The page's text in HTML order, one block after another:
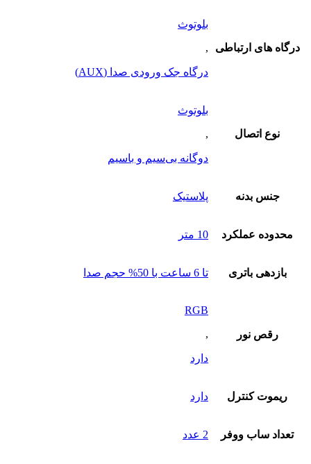
درگاه های ارتباطی
بلوتوث
,
درگاه جک ورودی صدا (AUX)
نوع اتصال
بلوتوث
,
دوگانه بی‌سیم و باسیم
جنس بدنه پلاستیک
محدوده عملکرد 10 متر
بازدهی باتری تا 6 ساعت با 50% حجم صدا
رقص نور
RGB
,
دارد
ریموت کنترل دارد
تعداد ساب‌ ووفر 2 عدد